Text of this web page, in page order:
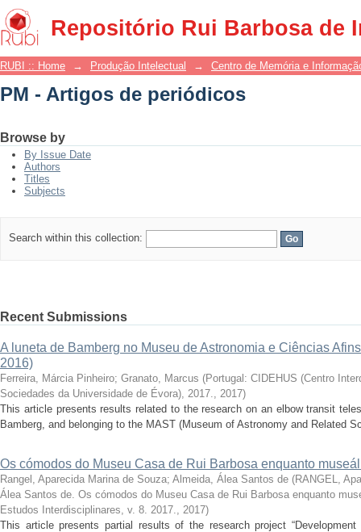
Repositório Rui Barbosa de
PM - Artigos de periódicos
RUBI :: Home → Produção Intelectual → Centro de Memória e
PM - Artigos de periódicos
Browse by
By Issue Date
Authors
Titles
Subjects
Search within this collection:
Recent Submissions
A luneta de Bamberg no Museu de Astronomia e Ciências
2016)
Ferreira, Márcia Pinheiro; Granato, Marcus (Portugal: CIDEHUS (Centro
Sociedades da Universidade de Évora), 2017., 2017)
This article presents results related to the research on an elbow transit
Bamberg, and belonging to the MAST (Museum of Astronomy and Related
Os cómodos do Museu Casa de Rui Barbosa enquanto
Rangel, Aparecida Marina de Souza; Almeida, Álea Santos de (RANGEL,
Álea Santos de. Os cómodos do Museu Casa de Rui Barbosa enquanto
Estudos Interdisciplinares, v. 8. 2017., 2017)
This article presents partial results of the research project